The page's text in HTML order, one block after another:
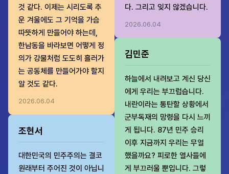
것 같다. 이제는 시리도록 추
운 겨울에도 그 기억을 가슴
따뜻하게 만들어야 하는데,
한남동을 바라보면 어떻게 정
의가 강물처럼 도도히 흘러가
는 공동체를 만들어가야 할지
알 것도 같다.
2026.06.04
조현서
대한민국의 민주주의는 결코
원래부터 주어진 것이 아닙니
다. 그리고 잊지 않겠습니다.
2026.06.04
김민준
하늘에서 내려보고 계신 당신
에게 우리는 부끄럽습니다.
내란이라는 통탄할 상황에서
군부독재의 망령을 다시 느끼
게 됩니다. 87년 민주 승리
이후 지금까지 우리는 무얼
했을까요? 피로한 열사들에
게 부끄러울 뿐입니다. 그렇